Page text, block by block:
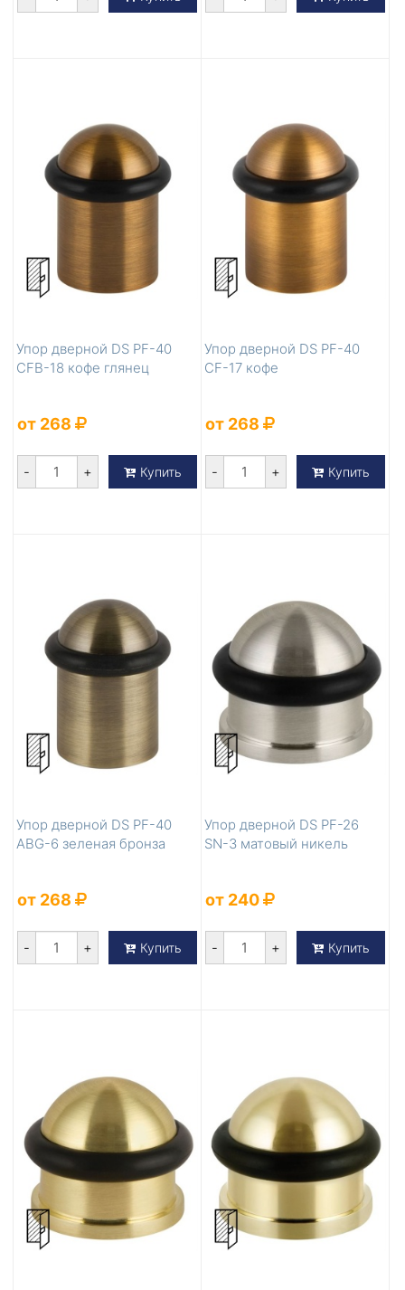
Упор дверной DS PF-40
CFB-18 кофе глянец
от 268
- + Купить
Упор дверной DS PF-40
CF-17 кофе
от 268
- + Купить
Упор дверной DS PF-40
ABG-6 зеленая бронза
от 268
- + Купить
Упор дверной DS PF-26
SN-3 матовый никель
от 240
- + Купить